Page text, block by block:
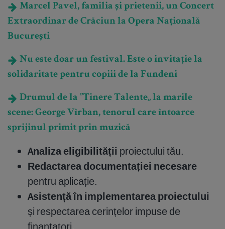
Marcel Pavel, familia și prietenii, un Concert
Extraordinar de Crăciun la Opera Națională
București
Nu este doar un festival. Este o invitație la
solidaritate pentru copiii de la Fundeni
Drumul de la ”Tinere Talente„ la marile
scene: George Vîrban, tenorul care întoarce
sprijinul primit prin muzică
Analiza eligibilității proiectului tău.
Redactarea documentației necesare
pentru aplicație.
Asistență în implementarea proiectului
și respectarea cerințelor impuse de
finanțatori.